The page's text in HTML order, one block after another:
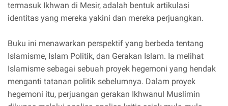
termasuk Ikhwan di Mesir, adalah bentuk artikulasi
identitas yang mereka yakini dan mereka perjuangkan.
Buku ini menawarkan perspektif yang berbeda tentang
Islamisme, Islam Politik, dan Gerakan Islam. Ia melihat
Islamisme sebagai sebuah proyek hegemoni yang hendak
menganti tatanan politik sebelumnya. Dalam proyek
hegemoni itu, perjuangan gerakan Ikhwanul Muslimin